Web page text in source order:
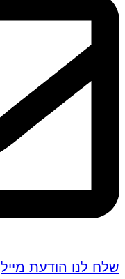
שלח לנו הודעת מייל